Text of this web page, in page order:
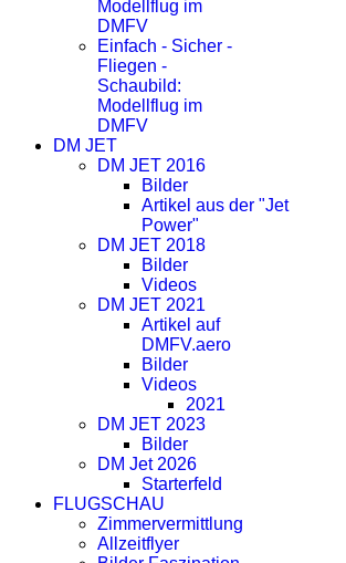
Modellflug im
DMFV
Einfach - Sicher -
Fliegen -
Schaubild:
Modellflug im
DMFV
DM JET
DM JET 2016
Bilder
Artikel aus der "Jet
Power"
DM JET 2018
Bilder
Videos
DM JET 2021
Artikel auf
DMFV.aero
Bilder
Videos
2021
DM JET 2023
Bilder
DM Jet 2026
Starterfeld
FLUGSCHAU
Zimmervermittlung
Allzeitflyer